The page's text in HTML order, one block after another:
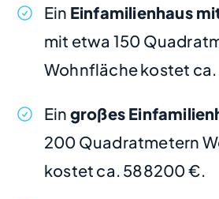
Ein Einfamilienhaus
mit etwa 150
Wohnfläche kostet ca.
Ein großes
200 Quadratmetern
kostet ca. 588200 €.